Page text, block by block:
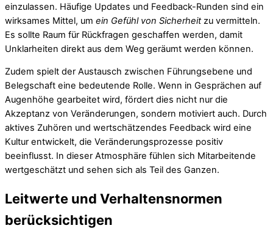
einzulassen. Häufige Updates und Feedback-Runden sind ein
wirksames Mittel, um ein Gefühl von Sicherheitzu vermitteln.
Es sollte Raum für Rückfragen geschaffen werden, damit
Unklarheiten direkt aus dem Weg geräumt werden können.
Zudem spielt der Austausch zwischen Führungsebene und
Belegschaft eine bedeutende Rolle. Wenn in Gesprächen auf
Augenhöhe gearbeitet wird, fördert dies nicht nur die
Akzeptanz von Veränderungen, sondern motiviert auch. Durch
aktives Zuhören und wertschätzendes Feedback wird eine
Kultur entwickelt, die Veränderungsprozesse positiv
beeinflusst. In dieser Atmosphäre fühlen sich Mitarbeitende
wertgeschätzt und sehen sich als Teil des Ganzen.
Leitwerte und Verhaltensnormen
berücksichtigen